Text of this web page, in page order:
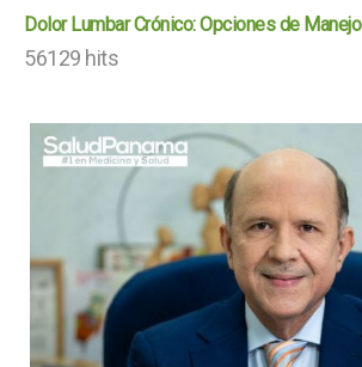
Dolor Lumbar Crónico: Opciones de Manejo
56129 hits